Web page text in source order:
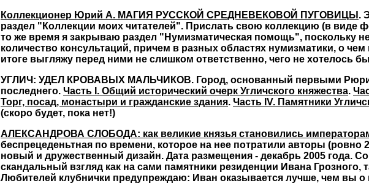
Коллекционер Юрий А. МАГИЯ РУССКОЙ СРЕДНЕВЕКОВОЙ ПУГОВИЦЫ .
раздел "Коллекции моих читателей". Прислать свою коллекцию (в виде
то же время я закрываю раздел "Нумизматическая помощь", поскольку
количество консультаций, причем в разных областях нумизматики, о
итоге выгляжу перед ними не слишком ответственно, чего не хотелось
УГЛИЧ: УДЕЛ КРОВАВЫХ МАЛЬЧИКОВ. Город, основанный первыми
последнего. Часть I. Общий исторический очерк Угличского княжества.
Торг, посад, монастыри и гражданские здания. Часть IV. Памятники
(скоро будет, пока нет!)
АЛЕКСАНДРОВА СЛОБОДА: как великие князья становились
беспрецеденьтная по времени, которое на нее потратили авторы (ровно
новый и дружественный дизайн. Дата размещения - декабрь 2005 года.
скандальный взгляд как на сами памятники резиденции Ивана Грозного,
Любителей клубнички предупреждаю: Иван оказывается лучше, чем вы